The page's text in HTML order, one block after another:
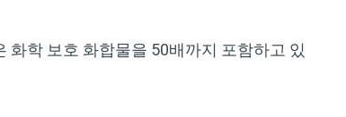
화학 보호 화합물을 50배까지 포함하고 있